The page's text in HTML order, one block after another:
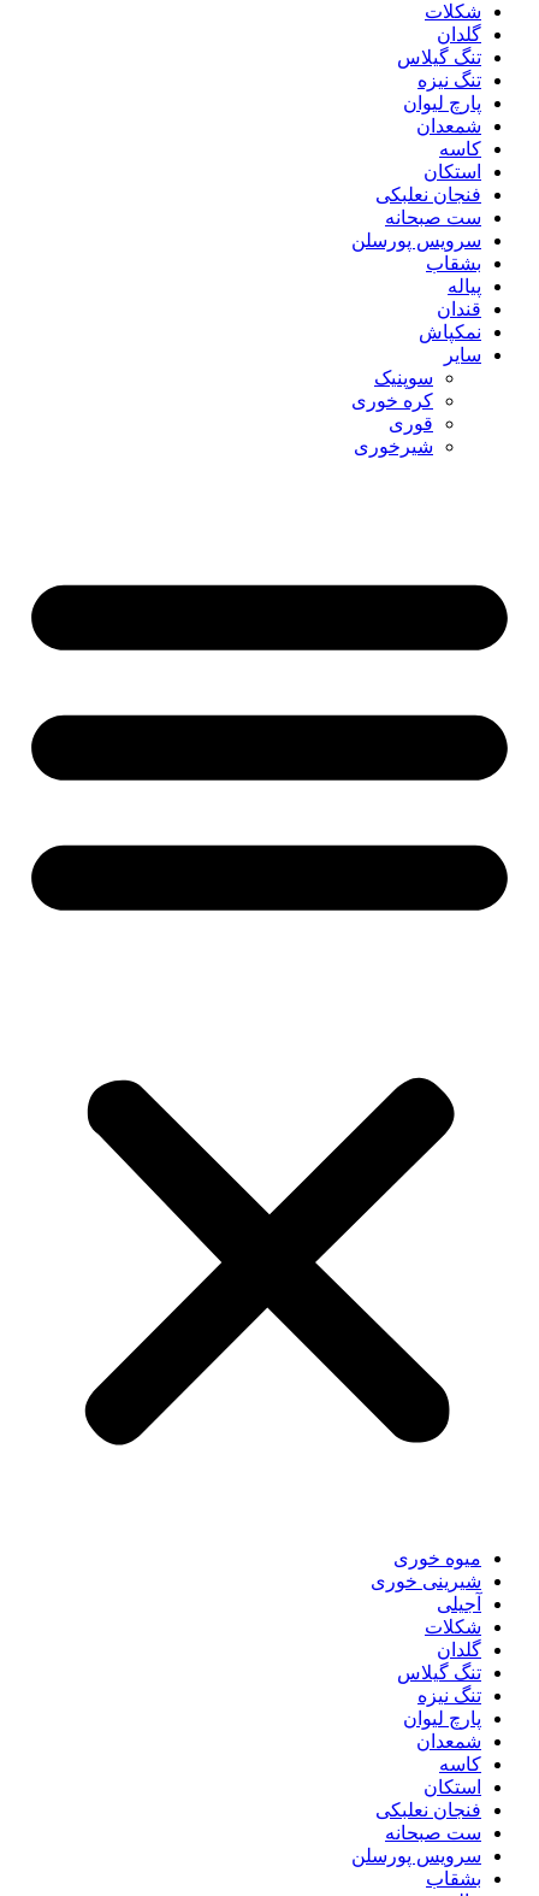
شکلات
گلدان
تنگ گیلاس
تنگ نیزه
پارچ لیوان
شمعدان
کاسه
استکان
فنجان نعلبکی
ست صبحانه
سرویس پورسلن
بشقاب
پیاله
قندان
نمکپاش
سایر
سوپنیک
کره خوری
قوری
شیرخوری
میوه خوری
شیرینی خوری
آجیلی
شکلات
گلدان
تنگ گیلاس
تنگ نیزه
پارچ لیوان
شمعدان
کاسه
استکان
فنجان نعلبکی
ست صبحانه
سرویس پورسلن
بشقاب